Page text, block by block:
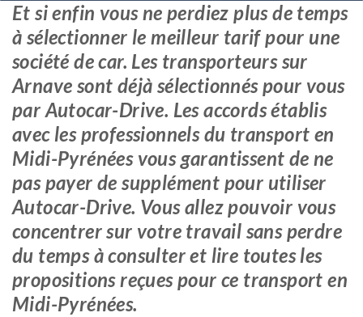
Et si enfin vous ne perdiez plus de temps
à sélectionner le meilleur tarif pour une
société de car. Les transporteurs sur
Arnave sont déjà sélectionnés pour vous
par Autocar-Drive. Les accords établis
avec les professionnels du transport en
Midi-Pyrénées vous garantissent de ne
pas payer de supplément pour utiliser
Autocar-Drive. Vous allez pouvoir vous
concentrer sur votre travail sans perdre
du temps à consulter et lire toutes les
propositions reçues pour ce transport en
Midi-Pyrénées.